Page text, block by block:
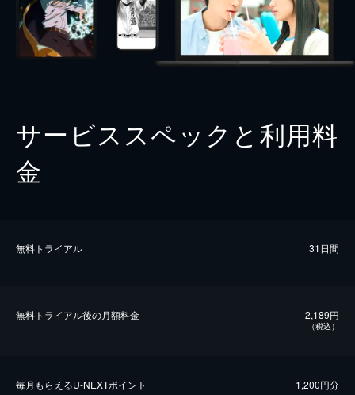
サービススペックと利用料
金
無料トライアル 31日間
無料トライアル後の⽉額料金 2,189円
（税込）
毎⽉もらえるU-NEXTポイント 1,200円分